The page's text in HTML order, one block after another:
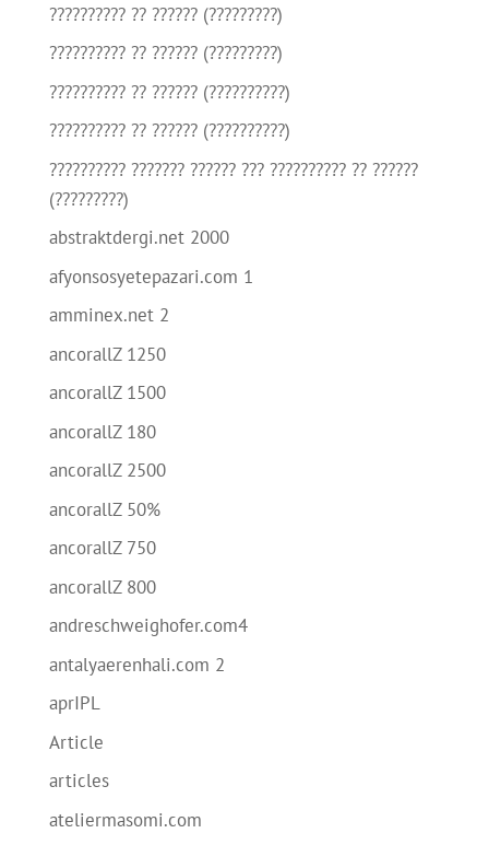
?????????? ?? ?????? (?????????)
?????????? ?? ?????? (?????????)
?????????? ?? ?????? (??????????)
?????????? ?? ?????? (??????????)
?????????? ??????? ?????? ??? ?????????? ?? ??????
(?????????)
abstraktdergi.net 2000
afyonsosyetepazari.com 1
amminex.net 2
ancorallZ 1250
ancorallZ 1500
ancorallZ 180
ancorallZ 2500
ancorallZ 50%
ancorallZ 750
ancorallZ 800
andreschweighofer.com4
antalyaerenhali.com 2
aprIPL
Article
articles
ateliermasomi.com